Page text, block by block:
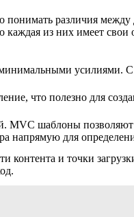
понимать различия
из них имеет свои
минимальными
что полезно для
MVC шаблоны позволяют
напрямую для
и точки